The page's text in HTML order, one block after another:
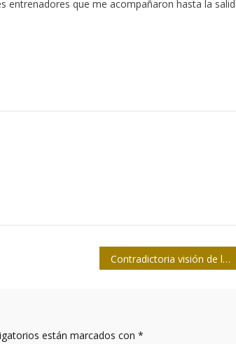
entrenadores que me acompañaron hasta la
Contradictoria visión de la pequeña empresa
están marcados con *